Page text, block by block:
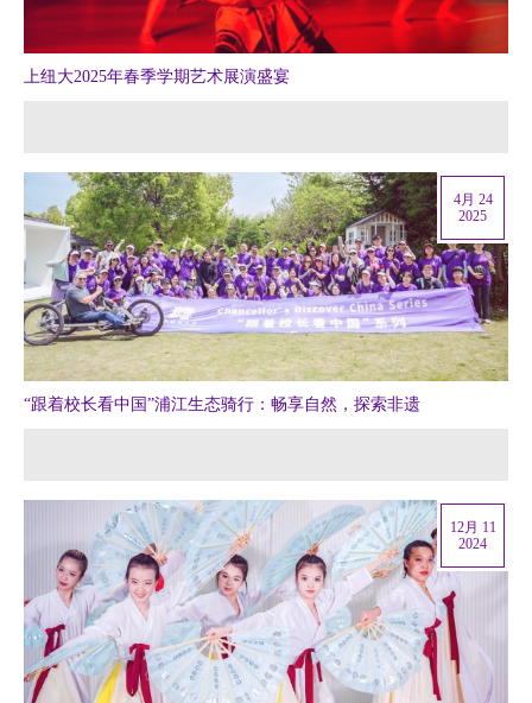
上纽大2025年春季学期艺术展演盛宴
“跟着校长看中国”浦江生态骑行：畅享自然，探索非遗
4月 24
2025
12月 11
2024